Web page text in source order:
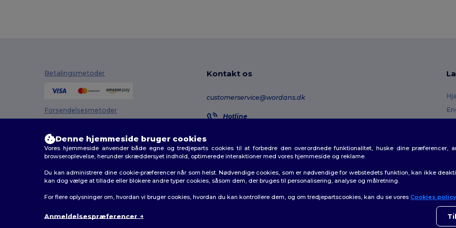
Betalingsmetoder
Forsendelsesmetoder
Kontakt os
customerservice@wordans.dk
Hotline
Ordresporing
2026. Alle rettigheder forbeholdes
Denne hjemmeside bruger cookies
Vores hjemmeside anvender både egne og tredjeparts cookies til at forbedre den overordnede funktionalitet, huske dine præferencer,
browseroplevelse, herunder skræddersyet indhold, optimerede interaktioner med vores hjemmeside og reklame.
Du kan administrere dine cookie-præferencer når som helst. Nødvendige cookies, som er nødvendige for webstedets funktion, kan ikke
kan dog vælge at tillade eller blokere andre typer cookies, såsom dem, der bruges til personalisering, analyse og målretning.
For flere oplysninger om, hvordan vi bruger cookies, hvordan du kan kontrollere dem, og om tredjepartscookies, kan du se vores Cookies policy
Anmeldelsespræferencer
👋